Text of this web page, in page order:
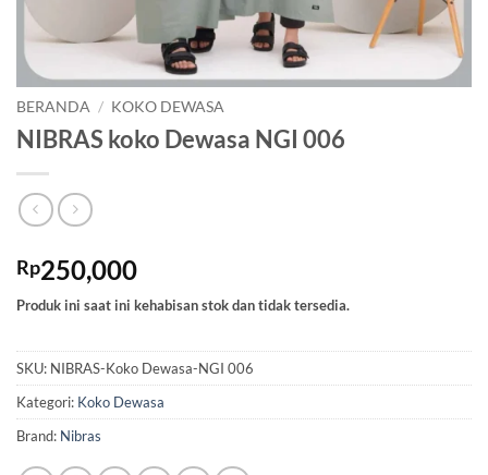
BERANDA / KOKO DEWASA
NIBRAS koko Dewasa NGI 006
Rp250,000
Produk ini saat ini kehabisan stok dan tidak tersedia.
SKU: NIBRAS-Koko Dewasa-NGI 006
Kategori: Koko Dewasa
Brand: Nibras